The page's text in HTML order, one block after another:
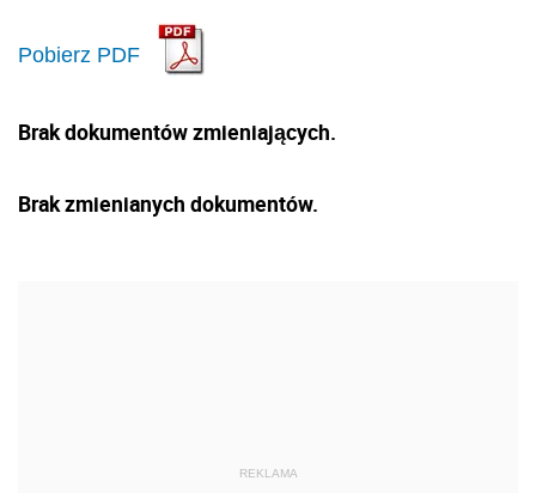
Pobierz PDF
Brak dokumentów zmieniających.
Brak zmienianych dokumentów.